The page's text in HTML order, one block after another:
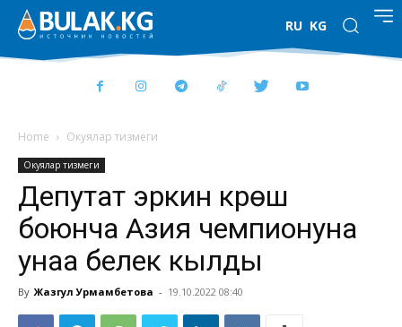
RU KG
Home Окуялар тизмеги
Окуялар тизмеги
Депутат эркин күрөш
боюнча Азия чемпионуна
унаа белек кылды
By Жазгул Урмамбетова - 19.10.2022 08:40